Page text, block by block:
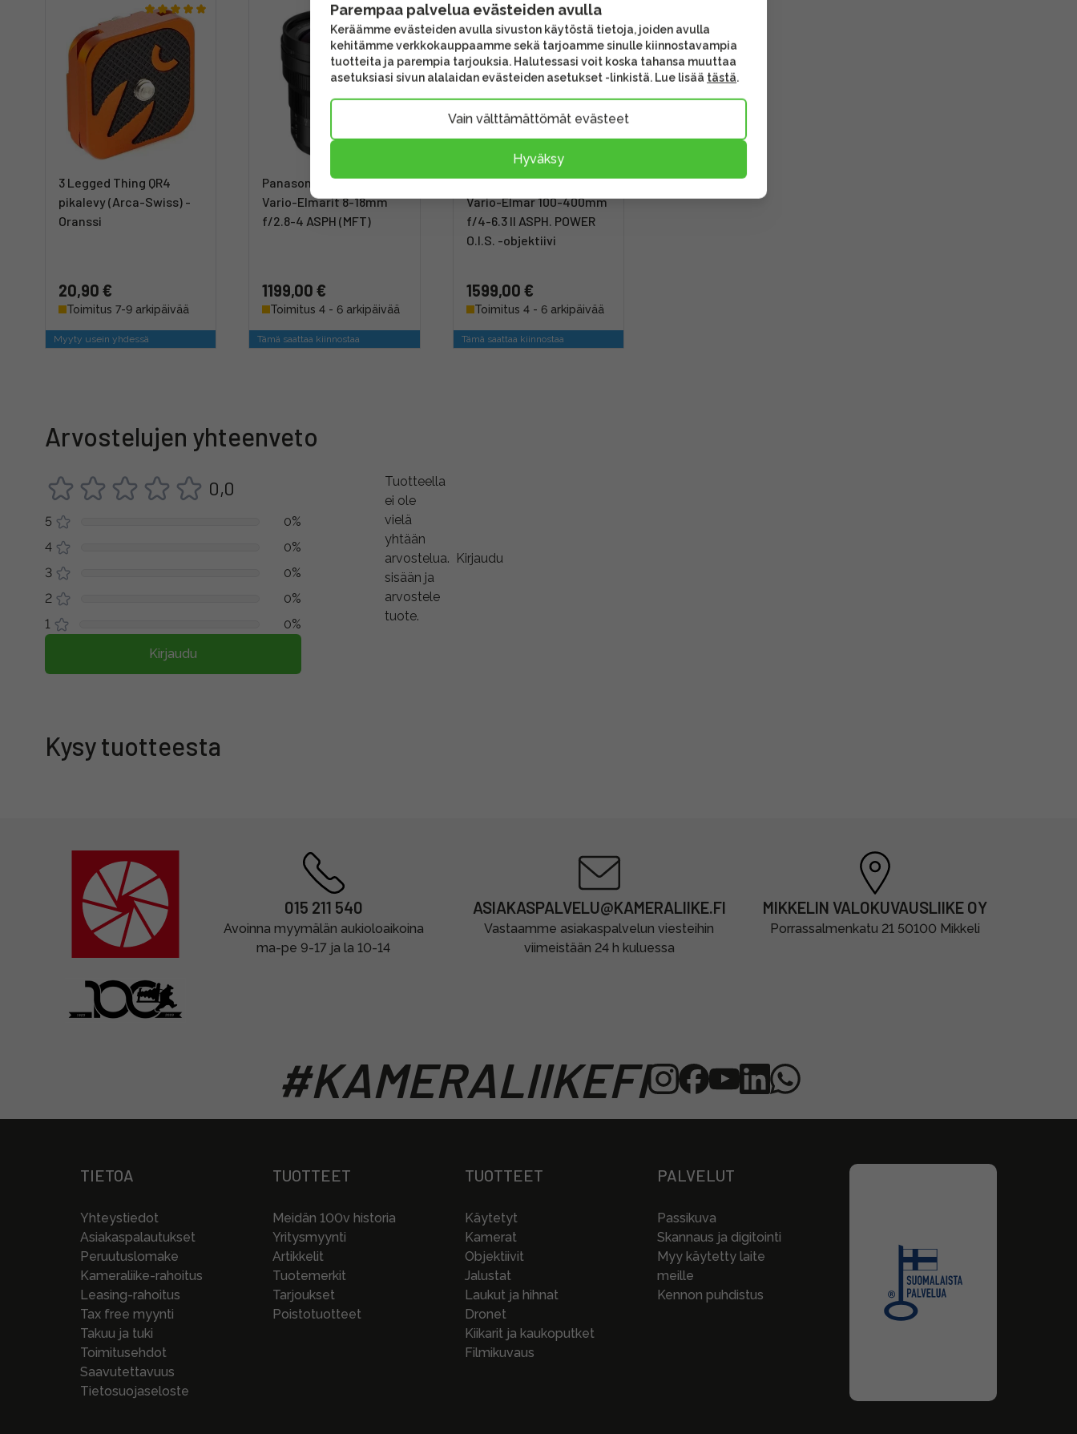
3 Legged Thing QR4
pikalevy (Arca-Swiss) -
Oranssi
20,90 €
Toimitus 7-9 arkipäivää
Myyty usein yhdessä
Panasonic Leica DG
Vario-Elmarit 8-18mm
f/2.8-4 ASPH (MFT)
1199,00 €
Toimitus 4 - 6 arkipäivää
Tämä saattaa kiinnostaa
Panasonic Leica DG
Vario-Elmar 100-400mm
f/4-6.3 II ASPH. POWER
O.I.S. -objektiivi
1599,00 €
Toimitus 4 - 6 arkipäivää
Tämä saattaa kiinnostaa
Arvostelujen yhteenveto
0,0
5
0%
4
0%
3
0%
2
0%
1
0%
Kirjaudu
Tuotteella
ei ole
vielä
yhtään
arvostelua. Kirjaudu
sisään ja
arvostele
tuote.
Kysy tuotteesta
015 211 540
Avoinna myymälän aukioloaikoina
ma-pe 9-17 ja la 10-14
ASIAKASPALVELU@KAMERALIIKE.FI
Vastaamme asiakaspalvelun viesteihin
viimeistään 24 h kuluessa
MIKKELIN VALOKUVAUSLIIKE OY
Porrassalmenkatu 21 50100 Mikkeli
#KAMERALIIKEFI
TIETOA
Yhteystiedot
Asiakaspalautukset
Peruutuslomake
Kameraliike-rahoitus
Leasing-rahoitus
Tax free myynti
Takuu ja tuki
Toimitusehdot
Saavutettavuus
Tietosuojaseloste
TUOTTEET
Meidän 100v historia
Yritysmyynti
Artikkelit
Tuotemerkit
Tarjoukset
Poistotuotteet
TUOTTEET
Käytetyt
Kamerat
Objektiivit
Jalustat
Laukut ja hihnat
Dronet
Kiikarit ja kaukoputket
Filmikuvaus
PALVELUT
Passikuva
Skannaus ja digitointi
Myy käytetty laite
meille
Kennon puhdistus
Parempaa palvelua evästeiden avulla
Keräämme evästeiden avulla sivuston käytöstä tietoja, joiden avulla
kehitämme verkkokauppaamme sekä tarjoamme sinulle kiinnostavampia
tuotteita ja parempia tarjouksia. Halutessasi voit koska tahansa muuttaa
asetuksiasi sivun alalaidan evästeiden asetukset -linkistä. Lue lisää tästä.
Vain välttämättömät evästeet
Hyväksy